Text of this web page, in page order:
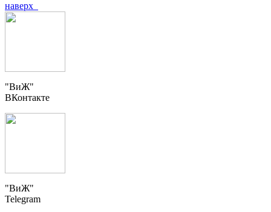
наверх
"ВиЖ"
ВКонтакте
"ВиЖ"
Telegram